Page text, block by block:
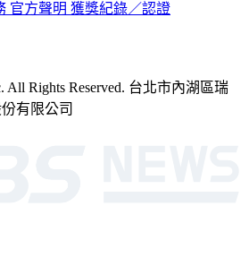
官方聲明 獲獎紀錄／認證
All Rights Reserved. 台北市內湖區瑞
有限公司